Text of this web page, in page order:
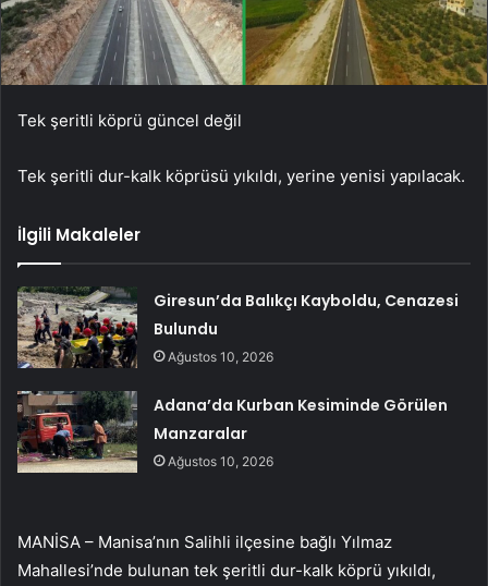
Tek şeritli köprü güncel değil
Tek şeritli dur-kalk köprüsü yıkıldı, yerine yenisi yapılacak.
İlgili Makaleler
Giresun’da Balıkçı Kayboldu, Cenazesi
Bulundu
Ağustos 10, 2026
Adana’da Kurban Kesiminde Görülen
Manzaralar
Ağustos 10, 2026
MANİSA – Manisa’nın Salihli ilçesine bağlı Yılmaz
Mahallesi’nde bulunan tek şeritli dur-kalk köprü yıkıldı,